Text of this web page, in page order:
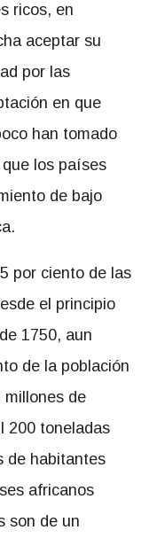
ricos, en
aceptar su
por las
en que
han tomado
los países
de bajo
por ciento de las
el principio
1750, aun
de la población
millones de
200 toneladas
de habitantes
africanos
son de un